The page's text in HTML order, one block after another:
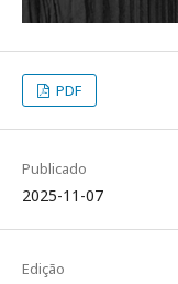
PDF
Publicado
2025-11-07
Edição